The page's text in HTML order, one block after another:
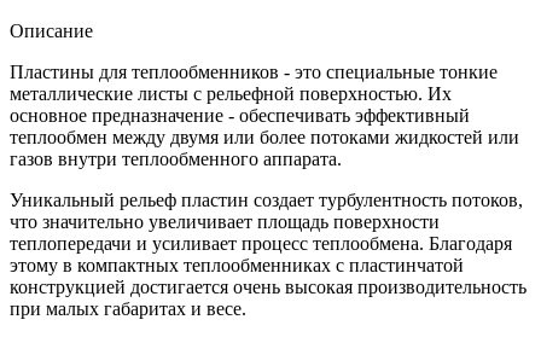
Описание
Пластины для теплообменников - это специальные тонкие
металлические листы с рельефной поверхностью. Их
основное предназначение - обеспечивать эффективный
теплообмен между двумя или более потоками жидкостей или
газов внутри теплообменного аппарата.
Уникальный рельеф пластин создает турбулентность потоков,
что значительно увеличивает площадь поверхности
теплопередачи и усиливает процесс теплообмена. Благодаря
этому в компактных теплообменниках с пластинчатой
конструкцией достигается очень высокая производительность
при малых габаритах и весе.